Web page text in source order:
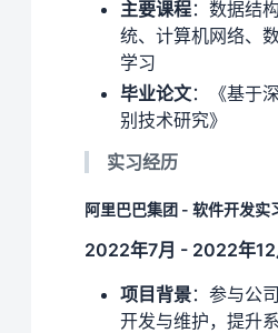
主要课程：数据结
统、计算机网络、
学习
毕业论文：《基于
别技术研究》
实习经历
阿里巴巴集团 - 软件开发实
2022年7月 - 2022年12
项目背景：参与公
开发与维护，提升